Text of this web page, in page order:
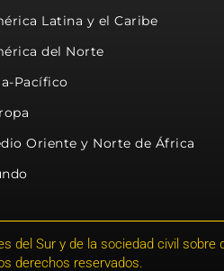
Latina y el Caribe
del Norte
Pacífico
Oriente y Norte de África
del Sur y de la sociedad civil sobre
derechos reservados.